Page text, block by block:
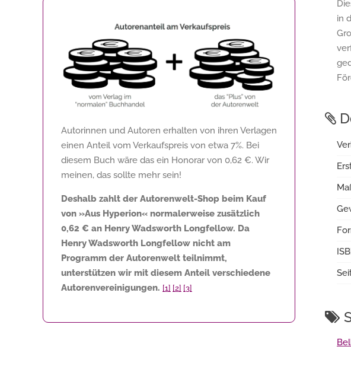
Autorinnen und Autoren erhalten von ihren Verlagen
einen Anteil vom Verkaufspreis von etwa 7%. Bei
diesem Buch wäre das ein Honorar von 0,62 €. Wir
meinen, das sollte mehr sein!
Deshalb zahlt der Autorenwelt-Shop beim Kauf
von »Aus Hyperion« normalerweise zusätzlich
0,62 € an Henry Wadsworth Longfellow. Da
Henry Wadsworth Longfellow nicht am
Programm der Autorenwelt teilnimmt,
unterstützen wir mit diesem Anteil verschiedene
Autorenvereinigungen. [1] [2] [3]
in